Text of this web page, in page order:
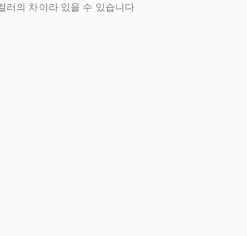
러의 차이라 있을 수 있습니다